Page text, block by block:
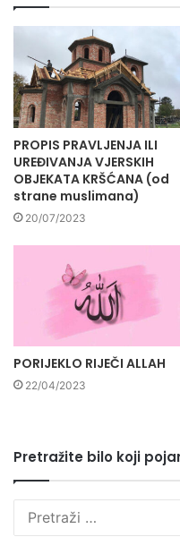
PROPIS PRAVLJENJA ILI
UREĐIVANJA VJERSKIH
OBJEKATA KRŠĆANA (od
strane muslimana)
20/07/2023
PORIJEKLO RIJEČI ALLAH
22/04/2023
Pretražite bilo koji